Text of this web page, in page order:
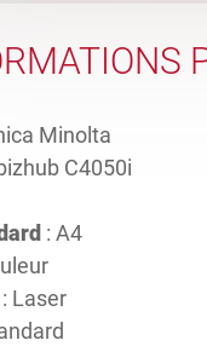
Minolta
C4050i
: A4
: Laser